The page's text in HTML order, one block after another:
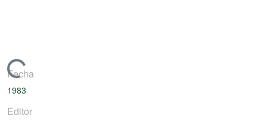
Cargando...
Fecha
1983
Editor